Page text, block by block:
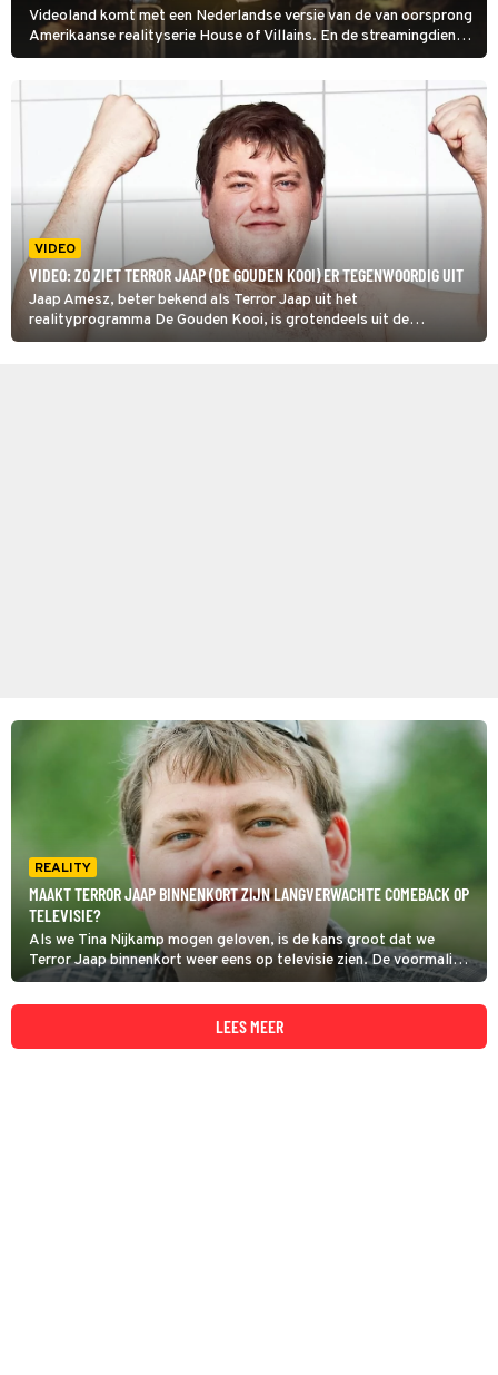
Videoland komt met een Nederlandse versie van de van oorsprong
Amerikaanse realityserie House of Villains. En de streamingdienst
heeft vandaag ook meteen de startdatum, presentator en cast
bekendgemaakt!
VIDEO
VIDEO: ZO ZIET TERROR JAAP (DE GOUDEN KOOI) ER TEGENWOORDIG UIT
Jaap Amesz, beter bekend als Terror Jaap uit het
realityprogramma De Gouden Kooi, is grotendeels uit de
publiciteit verdwenen. Toch zou daar volgens Tina Nijkamp
REALITY
MAAKT TERROR JAAP BINNENKORT ZIJN LANGVERWACHTE COMEBACK OP
TELEVISIE?
Als we Tina Nijkamp mogen geloven, is de kans groot dat we
Terror Jaap binnenkort weer eens op televisie zien. De voormalig
realityster uit De Gouden Kooi zou namelijk meedoen aan House
of Villains op Videoland.
LEES MEER